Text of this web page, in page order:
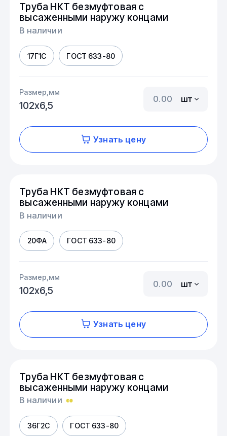
Труба НКТ безмуфтовая с
высаженными наружу концами
В наличии
17Г1С ГОСТ 633-80
Размер,мм
102х6,5
шт
Узнать цену
Труба НКТ безмуфтовая с
высаженными наружу концами
В наличии
20ФА ГОСТ 633-80
Размер,мм
102х6,5
шт
Узнать цену
Труба НКТ безмуфтовая с
высаженными наружу концами
В наличии
36Г2С ГОСТ 633-80